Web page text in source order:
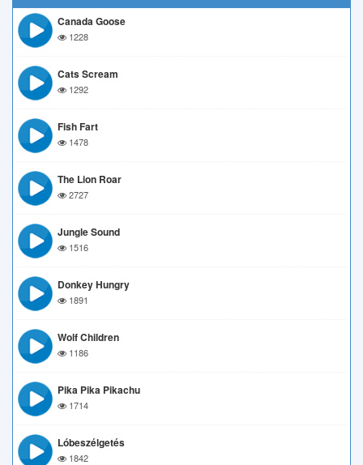
Canada Goose
1228
Cats Scream
1292
Fish Fart
1478
The Lion Roar
2727
Jungle Sound
1516
Donkey Hungry
1891
Wolf Children
1186
Pika Pika Pikachu
1714
Lóbeszélgetés
1842